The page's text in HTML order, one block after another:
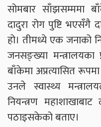
सोमबार साँझसम्ममा
दादुरा रोग पुष्टि भएसँगै
हो। तीमध्ये एक जनाको
जनसङ्ख्या मन्त्रालयका
बाँकेमा अप्रत्यासित
उनले स्वास्थ्य
नियन्त्रण महाशाखाबाट
पठाइसकेको बताए।